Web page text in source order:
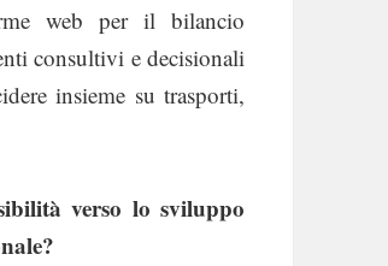
web per il bilancio
consultivi e decisionali
insieme su trasporti,
verso lo sviluppo